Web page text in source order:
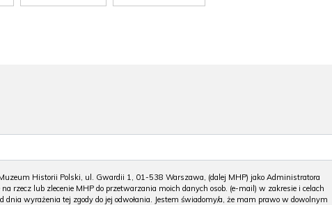
Historii Polski, ul. Gwardii 1, 01-538 Warszawa, (dalej MHP) jako Administratora
rzecz lub zlecenie MHP do przetwarzania moich danych osob. (e-mail) w zakresie i celach
wyrażenia tej zgody do jej odwołania. Jestem świadomy/a, że mam prawo w dowolnym